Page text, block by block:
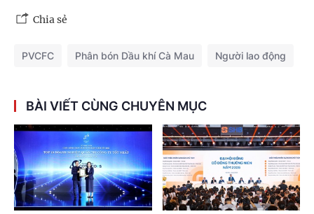
Chia sẻ
PVCFC Phân bón Dầu khí Cà Mau Người lao động
BÀI VIẾT CÙNG CHUYÊN MỤC